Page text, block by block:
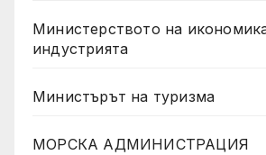
Министерството на
индустрията
Министърът на туризма
МОРСКА АДМИНИСТРАЦИЯ